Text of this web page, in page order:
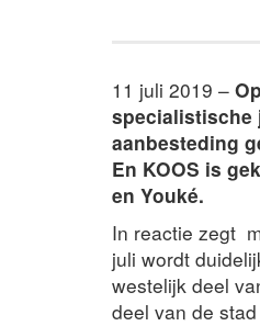
11 juli 2019 –
specialistische
aanbesteding
En KOOS is
en Youké.
In reactie zegt
juli wordt
westelijk deel
deel van de